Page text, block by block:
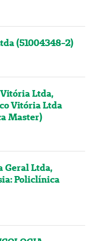
(51004348-2)
Ltda,
Vitória Ltda
Master)
Geral Ltda,
Policlínica